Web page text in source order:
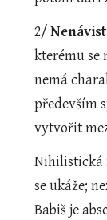
2/
kterému se
nemá
především
vytvořit
Nihilistická
se ukáže;
Babiš je